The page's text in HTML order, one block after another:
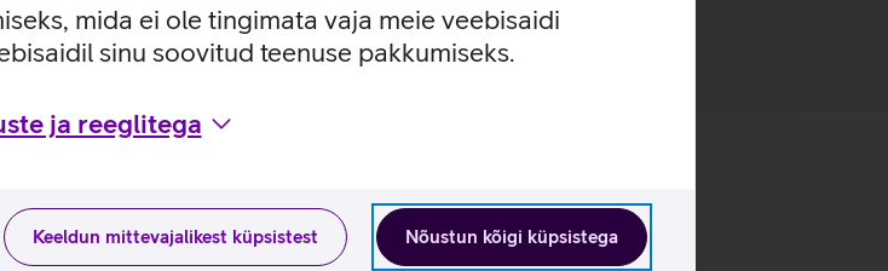
mida ei ole tingimata vaja meie veebisaidi
sinu soovitud teenuse pakkumiseks.
ja reeglitega
Nõustun kõigi küpsistega
Keeldun mittevajalikest küpsistest